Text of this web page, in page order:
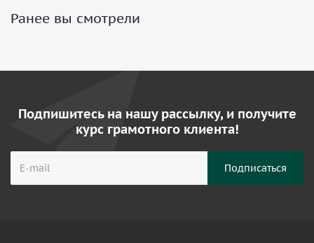
Ранее вы смотрели
Подпишитесь на нашу рассылку, и получите
курс грамотного клиента!